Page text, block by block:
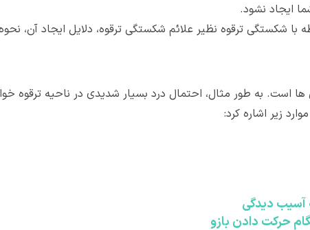
ایجاد نشود.
با شکستگی ترقوه نظیر علائم شکستگی ترقوه، دلایل ایجاد آن،
است. به طور مثال، احتمال درد بسیار شدیدی در ناحیه ترقوه
زیر اشاره کرد:
آسیب دیدگی
حرکت دادن بازو